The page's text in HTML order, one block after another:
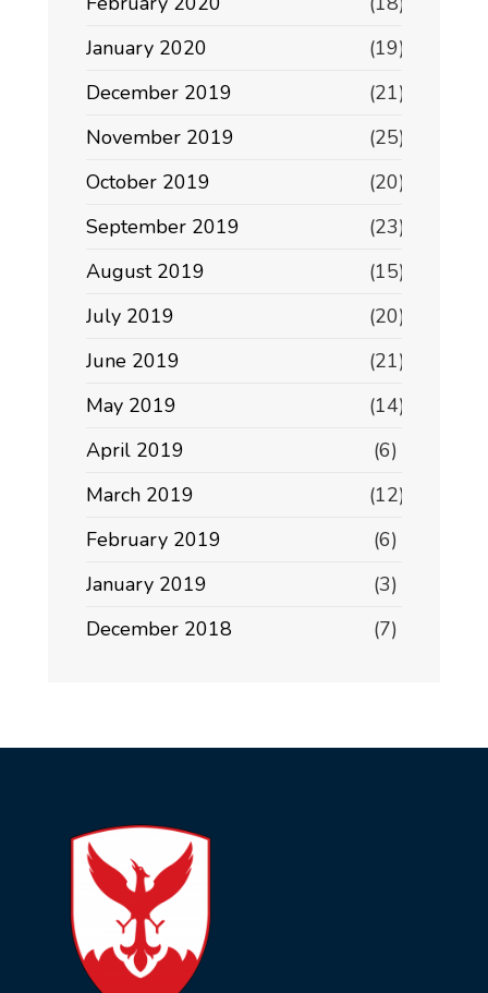
January 2020
(19)
December 2019
(21)
November 2019
(25)
October 2019
(20)
September 2019
(23)
August 2019
(15)
July 2019
(20)
June 2019
(21)
May 2019
(14)
April 2019
(6)
March 2019
(12)
February 2019
(6)
January 2019
(3)
December 2018
(7)